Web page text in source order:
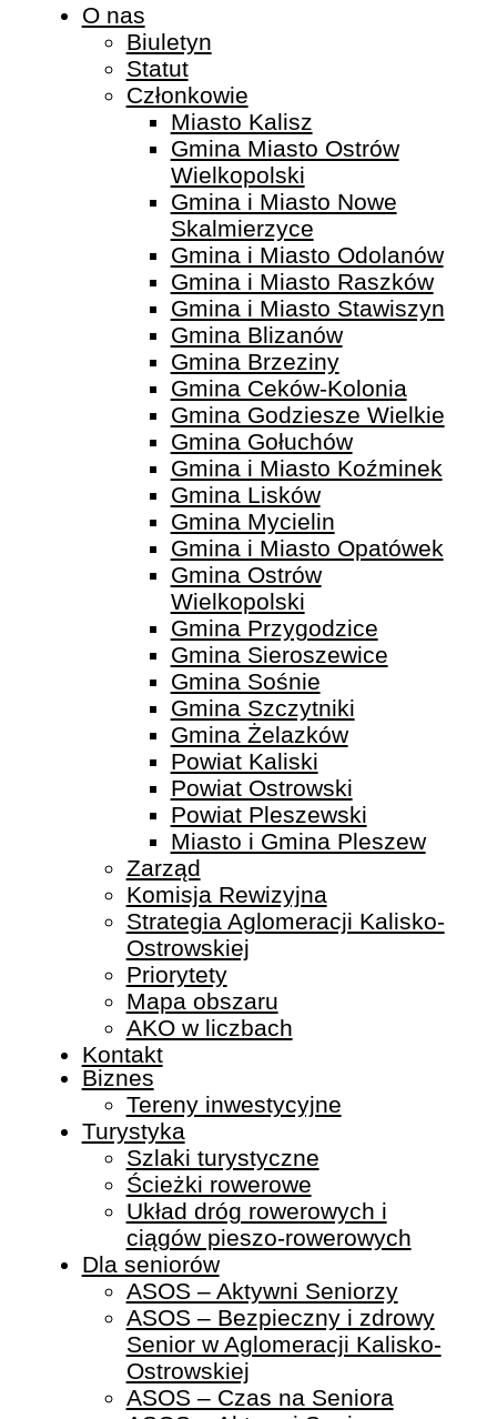
O nas
Biuletyn
Statut
Członkowie
Miasto Kalisz
Gmina Miasto Ostrów
Wielkopolski
Gmina i Miasto Nowe
Skalmierzyce
Gmina i Miasto Odolanów
Gmina i Miasto Raszków
Gmina i Miasto Stawiszyn
Gmina Blizanów
Gmina Brzeziny
Gmina Ceków-Kolonia
Gmina Godziesze Wielkie
Gmina Gołuchów
Gmina i Miasto Koźminek
Gmina Lisków
Gmina Mycielin
Gmina i Miasto Opatówek
Gmina Ostrów
Wielkopolski
Gmina Przygodzice
Gmina Sieroszewice
Gmina Sośnie
Gmina Szczytniki
Gmina Żelazków
Powiat Kaliski
Powiat Ostrowski
Powiat Pleszewski
Miasto i Gmina Pleszew
Zarząd
Komisja Rewizyjna
Strategia Aglomeracji Kalisko-
Ostrowskiej
Priorytety
Mapa obszaru
AKO w liczbach
Kontakt
Biznes
Tereny inwestycyjne
Turystyka
Szlaki turystyczne
Ścieżki rowerowe
Układ dróg rowerowych i
ciągów pieszo-rowerowych
Dla seniorów
ASOS – Aktywni Seniorzy
ASOS – Bezpieczny i zdrowy
Senior w Aglomeracji Kalisko-
Ostrowskiej
ASOS – Czas na Seniora